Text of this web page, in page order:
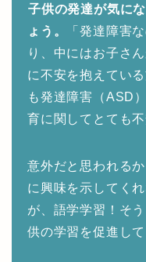
子供の発達が気に
ょう。
「発達障害
り、中にはお子さ
に不安を抱えてい
も発達障害（ASD
育に関してとても
意外だと思われる
に興味を示してく
が、語学学習！そ
供の学習を促進し